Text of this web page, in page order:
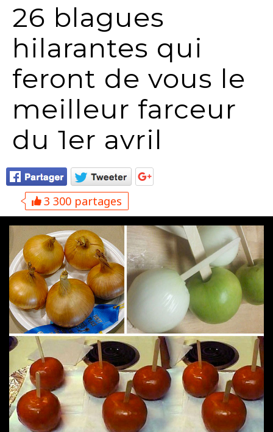
26 blagues
hilarantes qui
feront de vous le
meilleur farceur
du 1er avril
3 300 partages